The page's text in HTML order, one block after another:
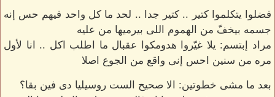
فضلوا يتكلموا كتير .. كتير جدا .. لحد ما كل واحد فيهم حس إنه
جسمه بيخفّ من الهموم اللى بيرميها من عليه
مراد إبتسم: يلا غيّروا هدومكوا عقبال ما اطلب اكل .. انا لأول
مره من سنين احس إنى واقع من الجوع اصلا
بعد ما مشى خطوتين: الا صحيح الست روسيليا دى فين بقا؟